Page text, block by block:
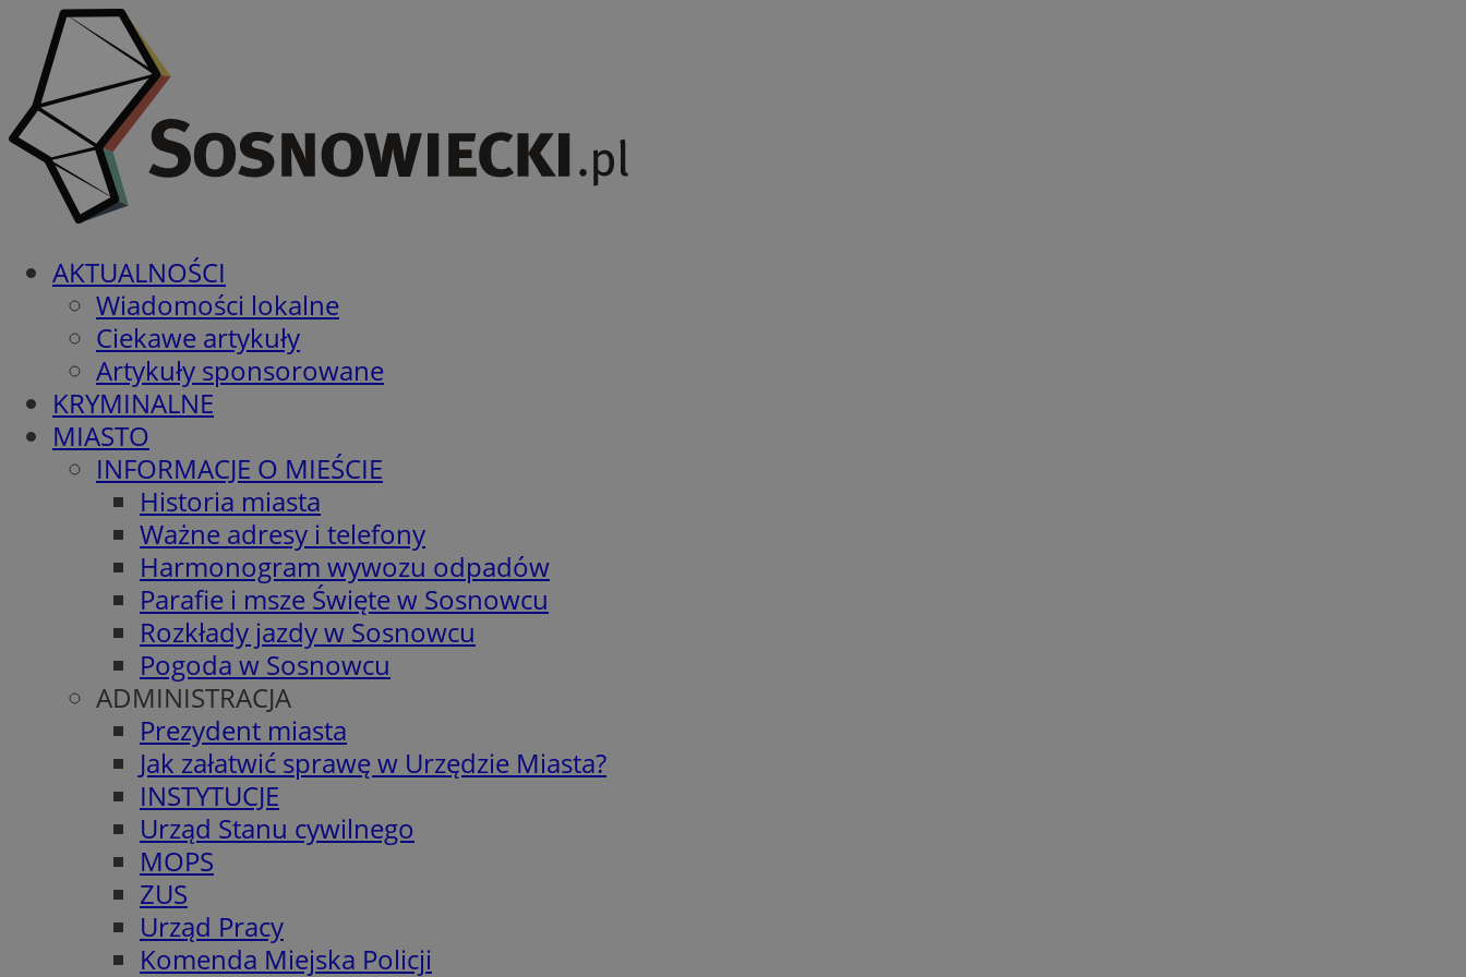
AKTUALNOŚCI
Wiadomości lokalne
Ciekawe artykuły
Artykuły sponsorowane
KRYMINALNE
MIASTO
INFORMACJE O MIEŚCIE
Historia miasta
Ważne adresy i telefony
Harmonogram wywozu odpadów
Parafie i msze Święte w Sosnowcu
Rozkłady jazdy w Sosnowcu
Pogoda w Sosnowcu
ADMINISTRACJA
Prezydent miasta
Jak załatwić sprawę w Urzędzie Miasta?
INSTYTUCJE
Urząd Stanu cywilnego
MOPS
ZUS
Urząd Pracy
Komenda Miejska Policji